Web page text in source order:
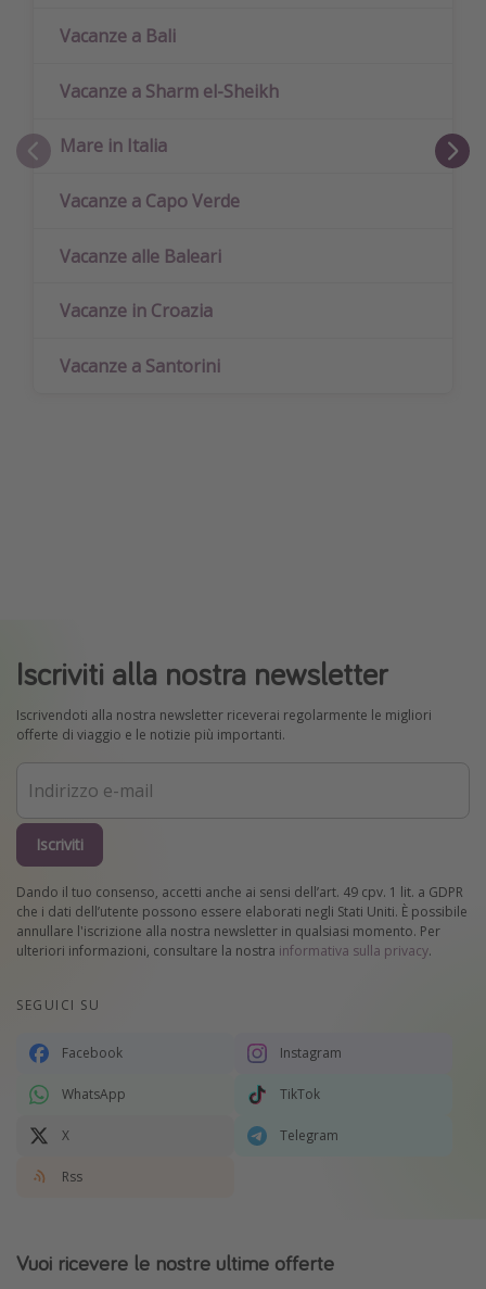
Vacanze a Bali
Vacanze a Sharm el-Sheikh
Mare in Italia
Vacanze a Capo Verde
Vacanze alle Baleari
Vacanze in Croazia
Vacanze a Santorini
Iscriviti alla nostra newsletter
Iscrivendoti alla nostra newsletter riceverai regolarmente le migliori
offerte di viaggio e le notizie più importanti.
Iscriviti
Dando il tuo consenso, accetti anche ai sensi dell’art. 49 cpv. 1 lit. a GDPR
che i dati dell’utente possono essere elaborati negli Stati Uniti. È possibile
annullare l'iscrizione alla nostra newsletter in qualsiasi momento. Per
ulteriori informazioni, consultare la nostra informativa sulla privacy.
SEGUICI SU
Facebook Instagram
WhatsApp TikTok
X Telegram
Rss
Vuoi ricevere le nostre ultime offerte